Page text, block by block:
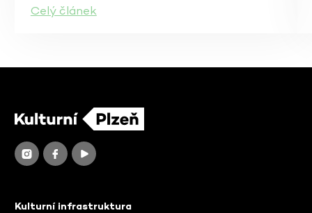
Celý článek
Kulturní infrastruktura